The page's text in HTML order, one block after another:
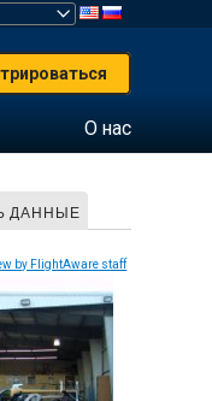
О нас
ДАННЫЕ
by FlightAware staff